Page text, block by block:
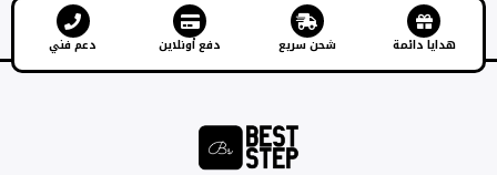
هدايا دائمة شحن سريع دفع أونلاين دعم فني